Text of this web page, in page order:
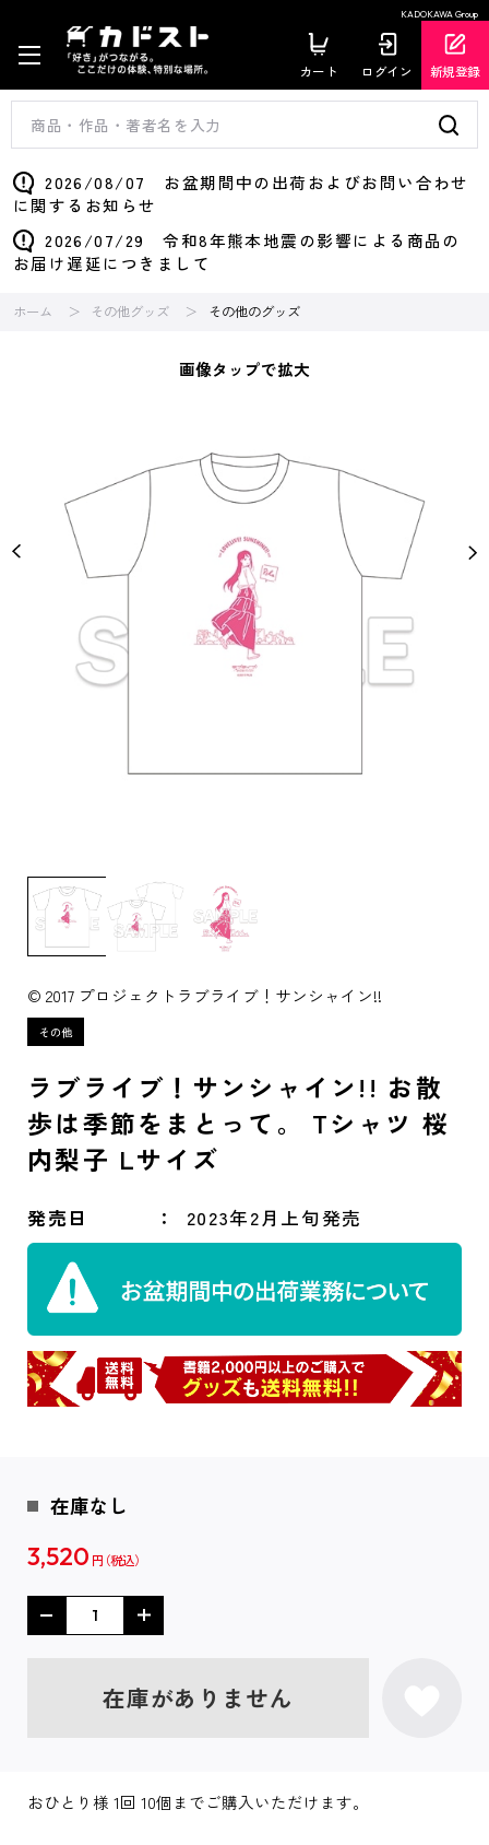
KADOKAWA Group
カート ログイン 新規登録
2026/08/07 お盆期間中の出荷およびお問い合わせ
に関するお知らせ
2026/07/29 令和8年熊本地震の影響による商品の
お届け遅延につきまして
ホーム その他グッズ その他のグッズ
画像タップで拡大
© 2017 プロジェクトラブライブ！サンシャイン!!
ラブライブ！サンシャイン!! お散
歩は季節をまとって。 Tシャツ 桜
内梨子 Lサイズ
発売日 2023年2月上旬発売
在庫なし
3,520 円
在庫がありません
おひとり様 1回 10個までご購入いただけます。